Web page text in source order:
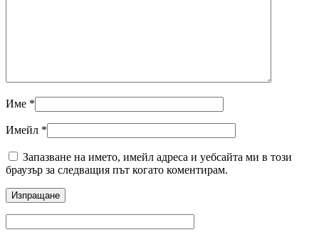
Име *
Имейл *
Запазване на името, имейл адреса и уебсайта ми в този
браузър за следващия път когато коментирам.